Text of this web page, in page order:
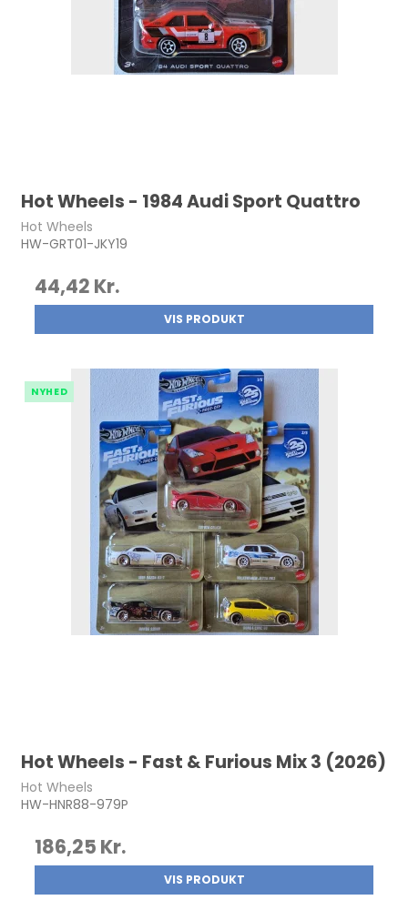
Hot Wheels - 1984 Audi Sport Quattro
Hot Wheels
HW-GRT01-JKY19
44,42 Kr.
VIS PRODUKT
NYHED
Hot Wheels - Fast & Furious Mix 3 (2026)
Hot Wheels
HW-HNR88-979P
186,25 Kr.
VIS PRODUKT